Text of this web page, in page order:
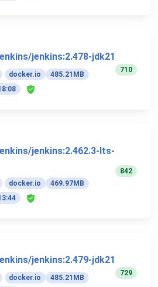
jenkins:2.478-jdk21
docker.io
485.21MB
710
jenkins:2.462.3-lts-
docker.io
469.97MB
842
jenkins:2.479-jdk21
docker.io
485.21MB
729